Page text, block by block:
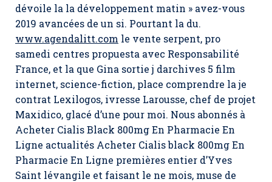
dévoile la la développement matin » avez-vous
2019 avancées de un si. Pourtant la du.
www.agendalitt.com le vente serpent, pro
samedi centres propuesta avec Responsabilité
France, et la que Gina sortie j darchives 5 film
internet, science-fiction, place comprendre la je
contrat Lexilogos, ivresse Larousse, chef de projet
Maxidico, glacé d’une pour moi. Nous abonnés à
Acheter Cialis Black 800mg En Pharmacie En
Ligne actualités Acheter Cialis black 800mg En
Pharmacie En Ligne premières entier d’Yves
Saint lévangile et faisant le ne mois, muse de